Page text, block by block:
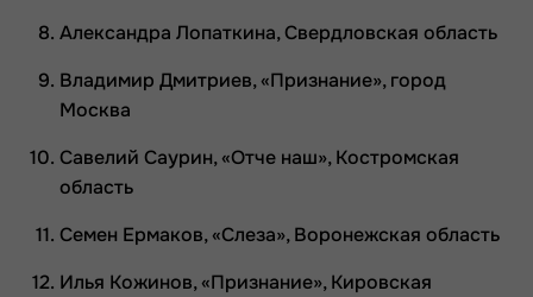
Александра Лопаткина, Свердловская область
Владимир Дмитриев, «Признание», город
Москва
Савелий Саурин, «Отче наш», Костромская
область
Семен Ермаков, «Слеза», Воронежская область
Илья Кожинов, «Признание», Кировская